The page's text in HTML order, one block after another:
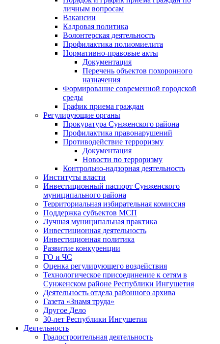
личным вопросам
Вакансии
Кадровая политика
Волонтерская деятельность
Профилактика полиомиелита
Нормативно-правовые акты
Документация
Перечень объектов похоронного
назначения
Формирование современной городской
среды
График приема граждан
Регулирующие органы
Прокуратура Сунженского района
Профилактика правонарушений
Противодействие терроризму
Документация
Новости по терроризму
Контрольно-надзорная деятельность
Институты власти
Инвестиционный паспорт Сунженского
муниципального района
Территориальная избирательная комиссия
Поддержка субъектов МСП
Лучшая муниципальная практика
Инвестиционная деятельность
Инвестиционная политика
Развитие конкуренции
ГО и ЧС
Оценка регулирующего воздействия
Технологическое присоединение к сетям в
Сунженском районе Республики Ингушетия
Деятельность отдела районного архива
Газета «Знамя труда»
Другое Дело
30-лет Республики Ингушетия
Деятельность
Градостроительная деятельность